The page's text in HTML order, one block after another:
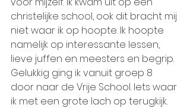
christelijke school, ook dit bracht mij
niet waar ik op hoopte. Ik hoopte
namelijk op interessante lessen,
lieve juffen en meesters en begrip.
Gelukkig ging ik vanuit groep 8
door naar de Vrije School. Iets waar
ik met een grote lach op terugkijk.